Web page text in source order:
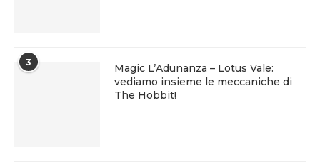
3
Magic L’Adunanza – Lotus Vale:
vediamo insieme le meccaniche di
The Hobbit!